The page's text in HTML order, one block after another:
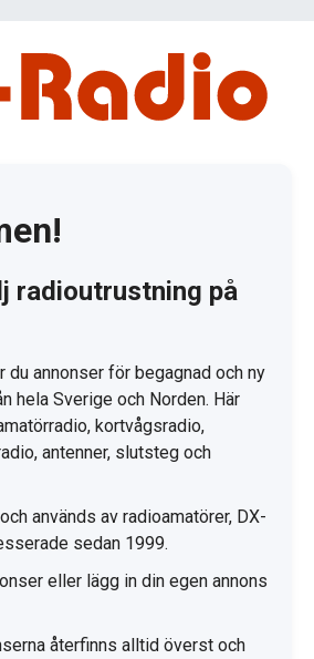
radioutrustning på
du annonser för begagnad och ny
hela Sverige och Norden. Här
kortvågsradio,
antenner, slutsteg och
används av radioamatörer, DX-
sedan 1999.
eller lägg in din egen annons
återfinns alltid överst och